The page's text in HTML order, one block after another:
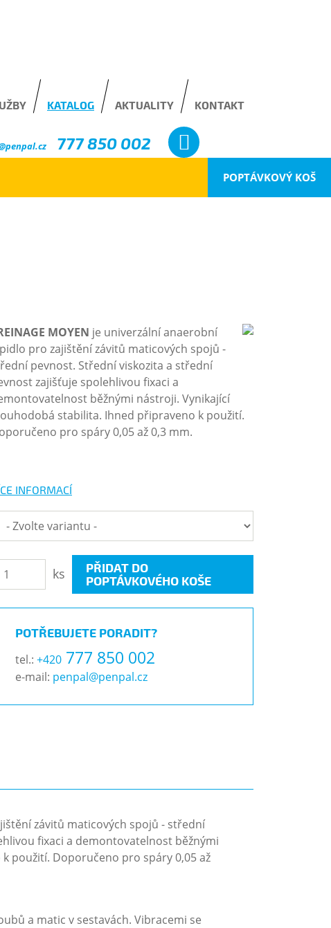
KATALOG AKTUALITY KONTAKT
POPTÁVKOVÝ KOŠ
777 850 002
MOYEN je univerzální anaerobní
pro zajištění závitů maticových spojů -
pevnost. Střední viskozita a střední
zajišťuje spolehlivou fixaci a
běžnými nástroji. Vynikající
stabilita. Ihned připraveno k použití.
pro spáry 0,05 až 0,3 mm.
INFORMACÍ
ks
PŘIDAT DO
POPTÁVKOVÉHO KOŠE
POTŘEBUJETE PORADIT?
tel.: +420 777 850 002
e-mail: penpal@penpal.cz
závitů maticových spojů - střední
fixaci a demontovatelnost běžnými
použití. Doporučeno pro spáry 0,05 až
a matic v sestavách. Vibracemi se